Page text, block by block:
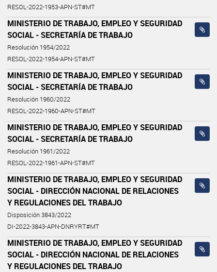
RESOL-2022-1953-APN-ST#MT
MINISTERIO DE TRABAJO, EMPLEO Y SEGURIDAD
SOCIAL - SECRETARÍA DE TRABAJO
Resolución 1954/2022
RESOL-2022-1954-APN-ST#MT
MINISTERIO DE TRABAJO, EMPLEO Y SEGURIDAD
SOCIAL - SECRETARÍA DE TRABAJO
Resolución 1960/2022
RESOL-2022-1960-APN-ST#MT
MINISTERIO DE TRABAJO, EMPLEO Y SEGURIDAD
SOCIAL - SECRETARÍA DE TRABAJO
Resolución 1961/2022
RESOL-2022-1961-APN-ST#MT
MINISTERIO DE TRABAJO, EMPLEO Y SEGURIDAD
SOCIAL - DIRECCIÓN NACIONAL DE RELACIONES
Y REGULACIONES DEL TRABAJO
Disposición 3843/2022
DI-2022-3843-APN-DNRYRT#MT
MINISTERIO DE TRABAJO, EMPLEO Y SEGURIDAD
SOCIAL - DIRECCIÓN NACIONAL DE RELACIONES
Y REGULACIONES DEL TRABAJO